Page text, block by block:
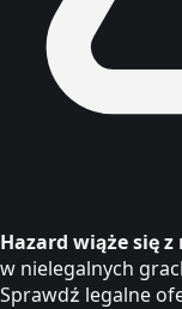
Hazard wiąże się
w nielegalnych
Sprawdź legalne